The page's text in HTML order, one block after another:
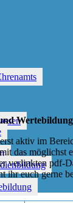
Wertebildung
aktiv im
das möglichst
verlinkten pdf-
ihr euch gerne